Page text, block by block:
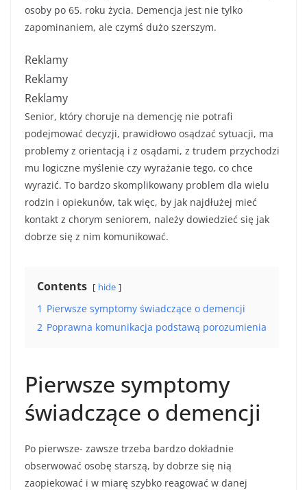
osoby po 65. roku życia. Demencja jest nie tylko
zapominaniem, ale czymś dużo szerszym.
Reklamy
Reklamy
Reklamy
Senior, który choruje na demencję nie potrafi
podejmować decyzji, prawidłowo osądzać sytuacji, ma
problemy z orientacją i z osądami, z trudem przychodzi
mu logiczne myślenie czy wyrażanie tego, co chce
wyrazić. To bardzo skomplikowany problem dla wielu
rodzin i opiekunów, tak więc, by jak najdłużej mieć
kontakt z chorym seniorem, należy dowiedzieć się jak
dobrze się z nim komunikować.
Contents hide
1 Pierwsze symptomy świadczące o demencji
2 Poprawna komunikacja podstawą porozumienia
Pierwsze symptomy
świadczące o demencji
Po pierwsze- zawsze trzeba bardzo dokładnie
obserwować osobę starszą, by dobrze się nią
zaopiekować i w miarę szybko reagować w danej